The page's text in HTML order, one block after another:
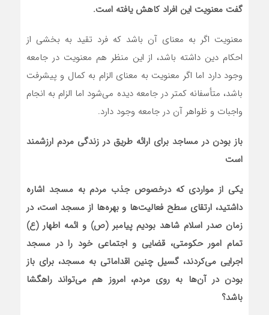
گفت معنویت این افراد کاهش یافته است.
معنویت اگر به معنای آن باشد که فرد تقید به بخشی از
احکام دین داشته باشد، از این منظر هم معنویت در جامعه
وجود دارد اما اگر معنویت به معنای الزام به کمال و پیشرفت
باشد، متأسفانه کمتر در جامعه دیده می‌شود اما الزام به انجام
واجبات و ظواهر آن در جامعه وجود دارد.
باز بودن در مساجد برای ارائه طریق در زندگی مردم ارزشمند
است
یکی از مواردی که درخصوص جذب مردم به مسجد اشاره
داشتید، ارتقای سطح فعالیت‌ها و بهره‌ها از مسجد است، در
زمان صدر اسلام شاهد بودیم پیامبر (ص) و ائمه اطهار (ع)
تمام امور حکومتی، قضایی و اجتماعی خود را در مسجد
اجرایی می‌کردند، گسیل چنین اقداماتی به مسجد، برای باز
بودن در آن‌ها به روی مردم، امروز هم می‌تواند راهگشا
باشد؟